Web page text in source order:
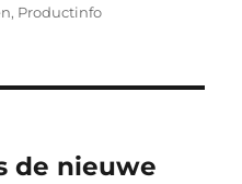
, Productinfo
de nieuwe